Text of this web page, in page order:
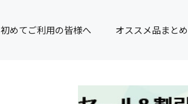
初めてご利用の皆様へ オススメ品まとめ